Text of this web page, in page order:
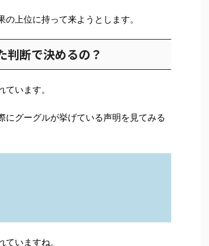
上位に持って来ようとします。
判断で決めるの？
います。
にグーグルが挙げている声明を見てみる
いますね。